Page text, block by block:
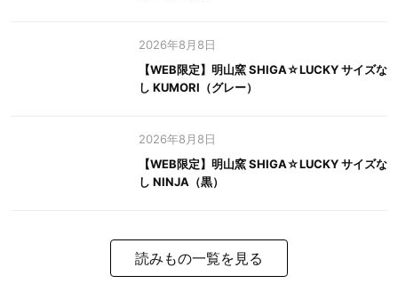
2026年8月8日
【WEB限定】明山窯 SHIGA☆LUCKY サイズな
し KUMORI（グレー）
2026年8月8日
【WEB限定】明山窯 SHIGA☆LUCKY サイズな
し NINJA（黒）
読みもの一覧を見る